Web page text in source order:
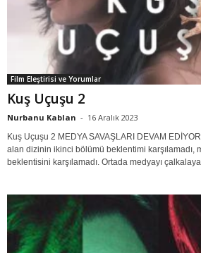
Film Eleştirisi ve Yorumlar
Kuş Uçuşu 2
Nurbanu Kablan - 16 Aralık 2023
Kuş Uçuşu 2 MEDYA SAVAŞLARI DEVAM
alan dizinin ikinci bölümü beklentimi karşılamadı,
beklentisini karşılamadı. Ortada medyayı